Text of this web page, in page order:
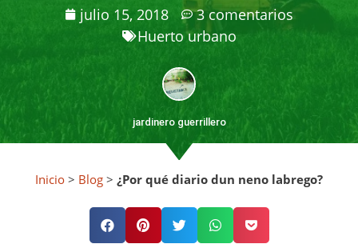
julio 15, 2018
3 comentarios
Huerto urbano
jardinero guerrillero
Inicio > Blog > ¿Por qué diario dun neno labrego?